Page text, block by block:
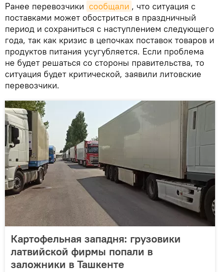
Ранее перевозчики сообщали , что ситуация с
поставками может обостриться в праздничный
период и сохраниться с наступлением следующего
года, так как кризис в цепочках поставок товаров и
продуктов питания усугубляется. Если проблема
не будет решаться со стороны правительства, то
ситуация будет критической, заявили литовские
перевозчики.
Картофельная западня: грузовики
латвийской фирмы попали в
заложники в Ташкенте